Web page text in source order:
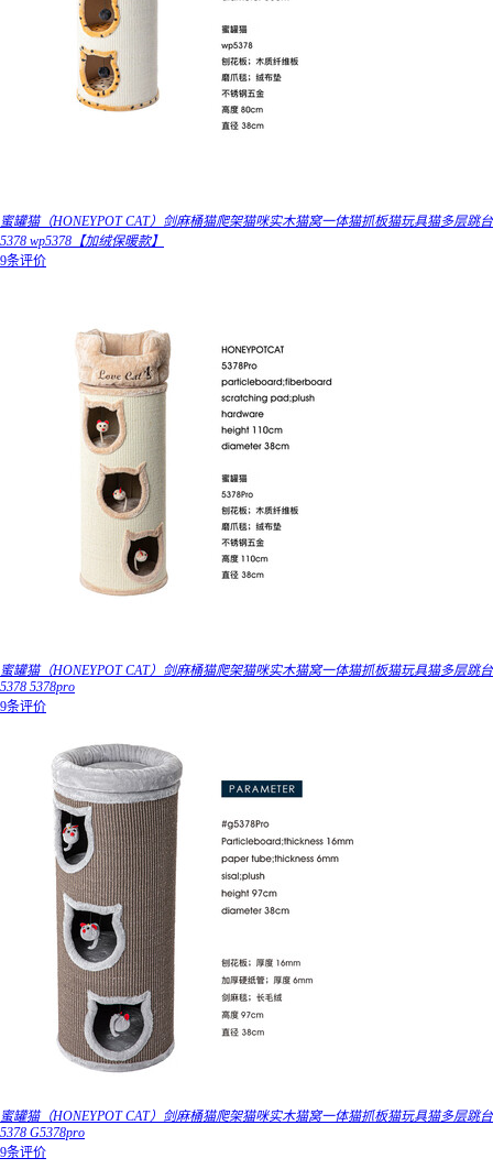
蜜罐猫（HONEYPOT CAT）剑麻桶猫爬架猫咪实木猫窝一体猫抓板猫玩具猫多层跳台
5378 wp5378【加绒保暖款】
9条评价
蜜罐猫（HONEYPOT CAT）剑麻桶猫爬架猫咪实木猫窝一体猫抓板猫玩具猫多层跳台
5378 5378pro
9条评价
蜜罐猫（HONEYPOT CAT）剑麻桶猫爬架猫咪实木猫窝一体猫抓板猫玩具猫多层跳台
5378 G5378pro
9条评价